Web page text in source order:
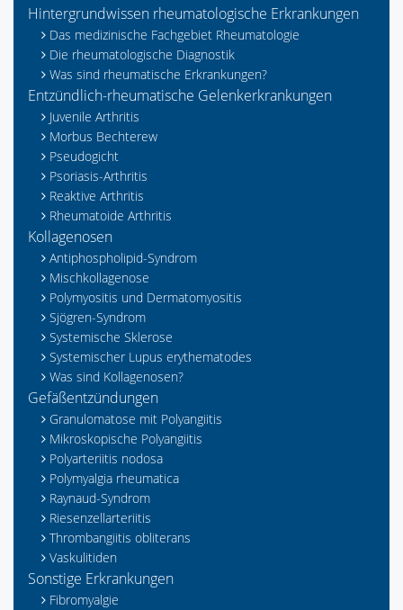
Hintergrundwissen rheumatologische Erkrankungen
Das medizinische Fachgebiet Rheumatologie
Die rheumatologische Diagnostik
Was sind rheumatische Erkrankungen?
Entzündlich-rheumatische Gelenkerkrankungen
Juvenile Arthritis
Morbus Bechterew
Pseudogicht
Psoriasis-Arthritis
Reaktive Arthritis
Rheumatoide Arthritis
Kollagenosen
Antiphospholipid-Syndrom
Mischkollagenose
Polymyositis und Dermatomyositis
Sjögren-Syndrom
Systemische Sklerose
Systemischer Lupus erythematodes
Was sind Kollagenosen?
Gefäßentzündungen
Granulomatose mit Polyangiitis
Mikroskopische Polyangiitis
Polyarteriitis nodosa
Polymyalgia rheumatica
Raynaud-Syndrom
Riesenzellarteriitis
Thrombangiitis obliterans
Vaskulitiden
Sonstige Erkrankungen
Fibromyalgie